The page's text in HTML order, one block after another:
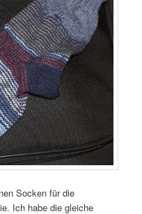
Socken für die
Ich habe die gleiche